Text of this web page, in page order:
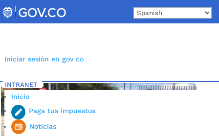
to
content
Iniciar sesión en gov co
INTRANET
Inicio
Paga tus impuestos
Noticias
Inicio 5 Etiqueta: Niñez